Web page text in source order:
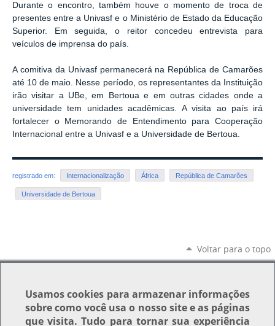
Durante o encontro, também houve o momento de troca de
presentes entre a Univasf e o Ministério de Estado da Educação
Superior. Em seguida, o reitor concedeu entrevista para
veículos de imprensa do país.
A comitiva da Univasf permanecerá na República de Camarões
até 10 de maio. Nesse período, os representantes da Instituição
irão visitar a UBe, em Bertoua e em outras cidades onde a
universidade tem unidades acadêmicas. A visita ao país irá
fortalecer o Memorando de Entendimento para Cooperação
Internacional entre a Univasf e a Universidade de Bertoua.
registrado em: Internacionalização África República de Camarões
Universidade de Bertoua
Voltar para o topo
Usamoscookies para armazenar informações
sobre como você usa o nosso site e as páginas
que visita. Tudo para tornar sua experiência